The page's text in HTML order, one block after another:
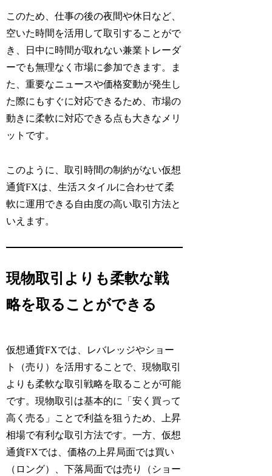
このため、仕事の後の夜間や休日など、
空いた時間を活用して取引することがで
き、日中に時間が取れない兼業トレーダ
ーでも無理なく市場に参加できます。ま
た、重要なニュースや価格変動が発生し
た際にもすぐに対応できるため、市場の
動きに柔軟に対応できる点も大きなメリ
ットです。
このように、取引時間の制約がない仮想
通貨FXは、生活スタイルに合わせて柔
軟に運用できる自由度の高い取引方法と
いえます。
現物取引よりも柔軟な戦
略を取ることができる
仮想通貨FXでは、レバレッジやショー
ト（売り）を活用することで、現物取引
よりも柔軟な取引戦略を取ることが可能
です。現物取引は基本的に「安く買って
高く売る」ことで利益を狙うため、上昇
相場で有利な取引方法です。一方、仮想
通貨FXでは、価格の上昇局面では買い
（ロング）、下落局面では売り（ショー